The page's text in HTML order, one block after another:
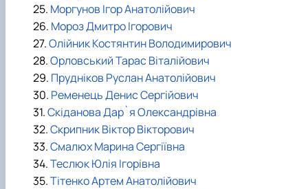
25. Моргунов Ігор Анатолійович
26. Мороз Дмитро Ігорович
27.Олійник Костянтин Володимирович
28.Орловський Тарас Віталійович
29. Прудніков Руслан Анатолійович
30. Ременець Денис Сергійович
31.Скіданова Дар`я Олександрівна
32.Скрипник Віктор Вікторович
33.Смалюх Марина Сергіївна
34.Теслюк Юлія Ігорівна
35.Тітенко Артем Анатолійович